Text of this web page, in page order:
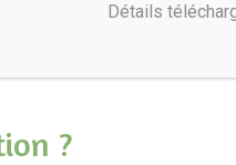
?
Détails